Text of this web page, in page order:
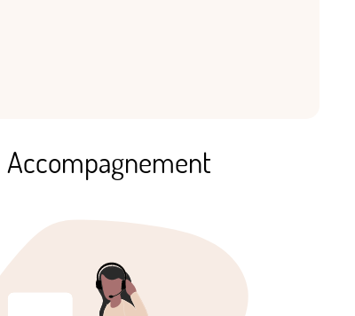
Accompagnement